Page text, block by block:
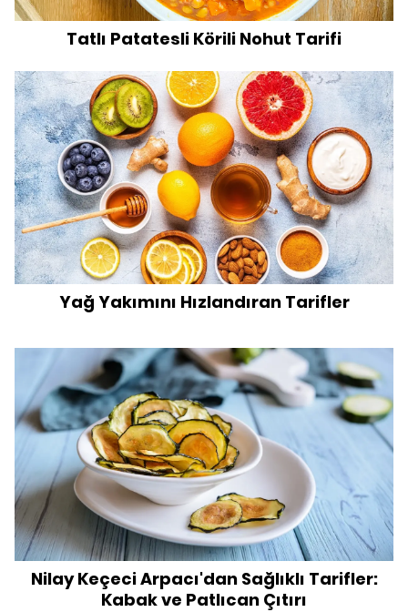
Tatlı Patatesli Körili Nohut Tarifi
Yağ Yakımını Hızlandıran Tarifler
Nilay Keçeci Arpacı'dan Sağlıklı Tarifler:
Kabak ve Patlıcan Çıtırı